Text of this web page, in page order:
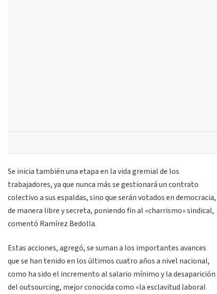
Se inicia también una etapa en la vida gremial de los
trabajadores, ya que nunca más se gestionará un contrato
colectivo a sus espaldas, sino que serán votados en democracia,
de manera libre y secreta, poniendo fin al «charrismo» sindical,
comentó Ramírez Bedolla.
Estas acciones, agregó, se suman a los importantes avances
que se han tenido en los últimos cuatro años a nivel nacional,
como ha sido el incremento al salario mínimo y la desaparición
del outsourcing, mejor conocida como «la esclavitud laboral